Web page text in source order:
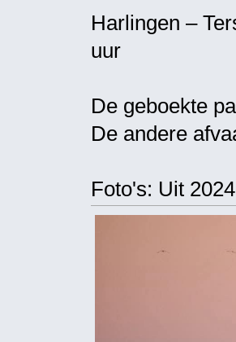
Harlingen –
uur
De geboekte
De andere
Foto's: Uit